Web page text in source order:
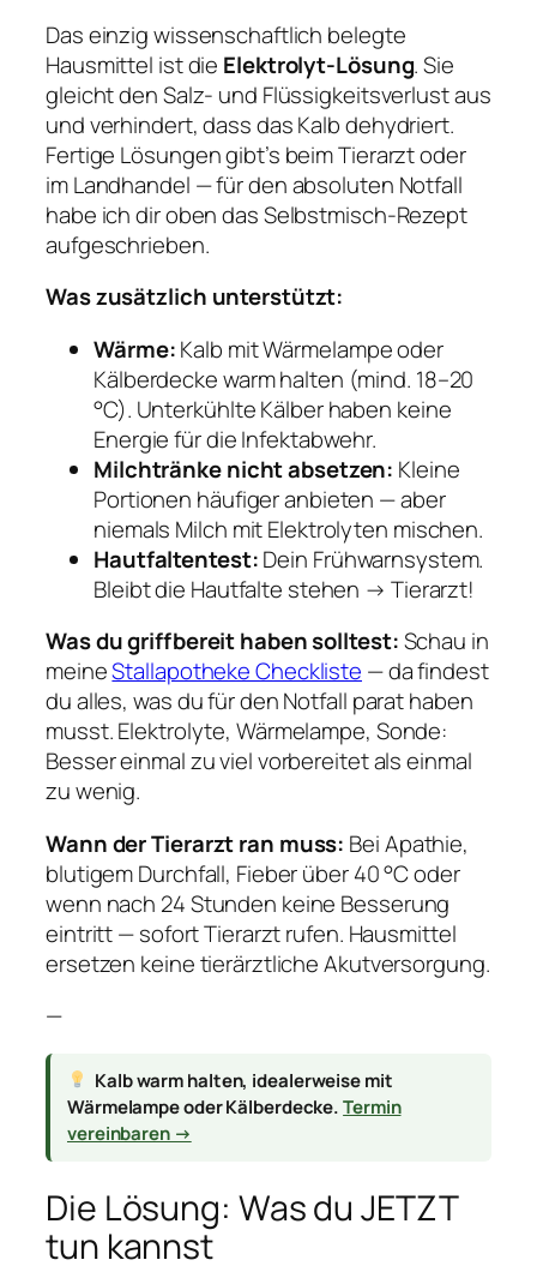
Das einzig wissenschaftlich belegte
Hausmittel ist die Elektrolyt-Lösung. Sie
gleicht den Salz- und Flüssigkeitsverlust aus
und verhindert, dass das Kalb dehydriert.
Fertige Lösungen gibt’s beim Tierarzt oder
im Landhandel — für den absoluten Notfall
habe ich dir oben das Selbstmisch-Rezept
aufgeschrieben.
Was zusätzlich unterstützt:
Wärme:Kalb mit Wärmelampe oder
Kälberdecke warm halten (mind. 18–20
°C). Unterkühlte Kälber haben keine
Energie für die Infektabwehr.
Milchtränke nicht absetzen: Kleine
Portionen häufiger anbieten — aber
niemals Milch mit Elektrolyten mischen.
Hautfaltentest:Dein Frühwarnsystem.
Bleibt die Hautfalte stehen → Tierarzt!
Was du griffbereit haben solltest:Schau in
meineStallapotheke Checkliste — da findest
du alles, was du für den Notfall parat haben
musst. Elektrolyte, Wärmelampe, Sonde:
Besser einmal zu viel vorbereitet als einmal
zu wenig.
Wann der Tierarzt ran muss: Bei Apathie,
blutigem Durchfall, Fieber über 40 °C oder
wenn nach 24 Stunden keine Besserung
eintritt — sofort Tierarzt rufen. Hausmittel
ersetzen keine tierärztliche Akutversorgung.
—
Kalb warm halten, idealerweise mit
Wärmelampe oder Kälberdecke.Termin
vereinbaren →
Die Lösung: Was du JETZT
tun kannst